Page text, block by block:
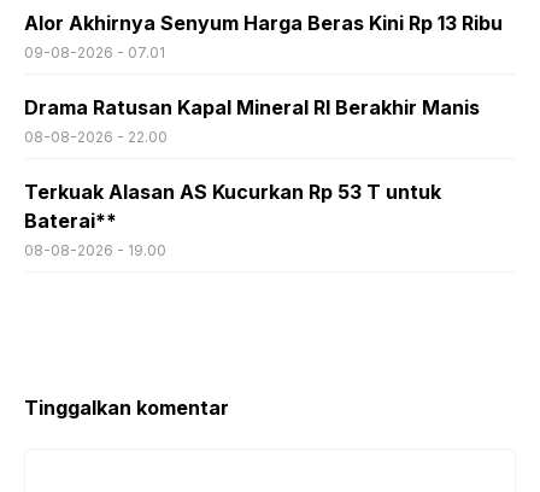
Alor Akhirnya Senyum Harga Beras Kini Rp 13 Ribu
09-08-2026 - 07.01
Drama Ratusan Kapal Mineral RI Berakhir Manis
08-08-2026 - 22.00
Terkuak Alasan AS Kucurkan Rp 53 T untuk
Baterai**
08-08-2026 - 19.00
Tinggalkan komentar